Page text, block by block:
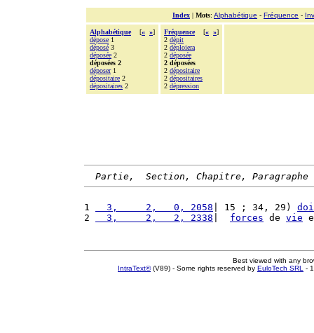
Index | Mots: Alphabétique - Fréquence -
Alphabétique [« »]
dépose 1
déposé 3
déposée 2
déposées 2
déposer1
dépositaire 2
dépositaires 2
Fréquence [« »]
2 dépit
2 déploiera
2 déposée
2 déposées
2 dépositaire
2 dépositaires
2 dépression
Partie,  Section, Chapitre, Paragraphe
1
  3,     2,   0, 2058
| 15 ; 34, 29)
2
  3,     2,   2, 2338
forces de vie
Best viewed with any
IntraText®(V89) - Some rights reserved by EuloTech SRL -